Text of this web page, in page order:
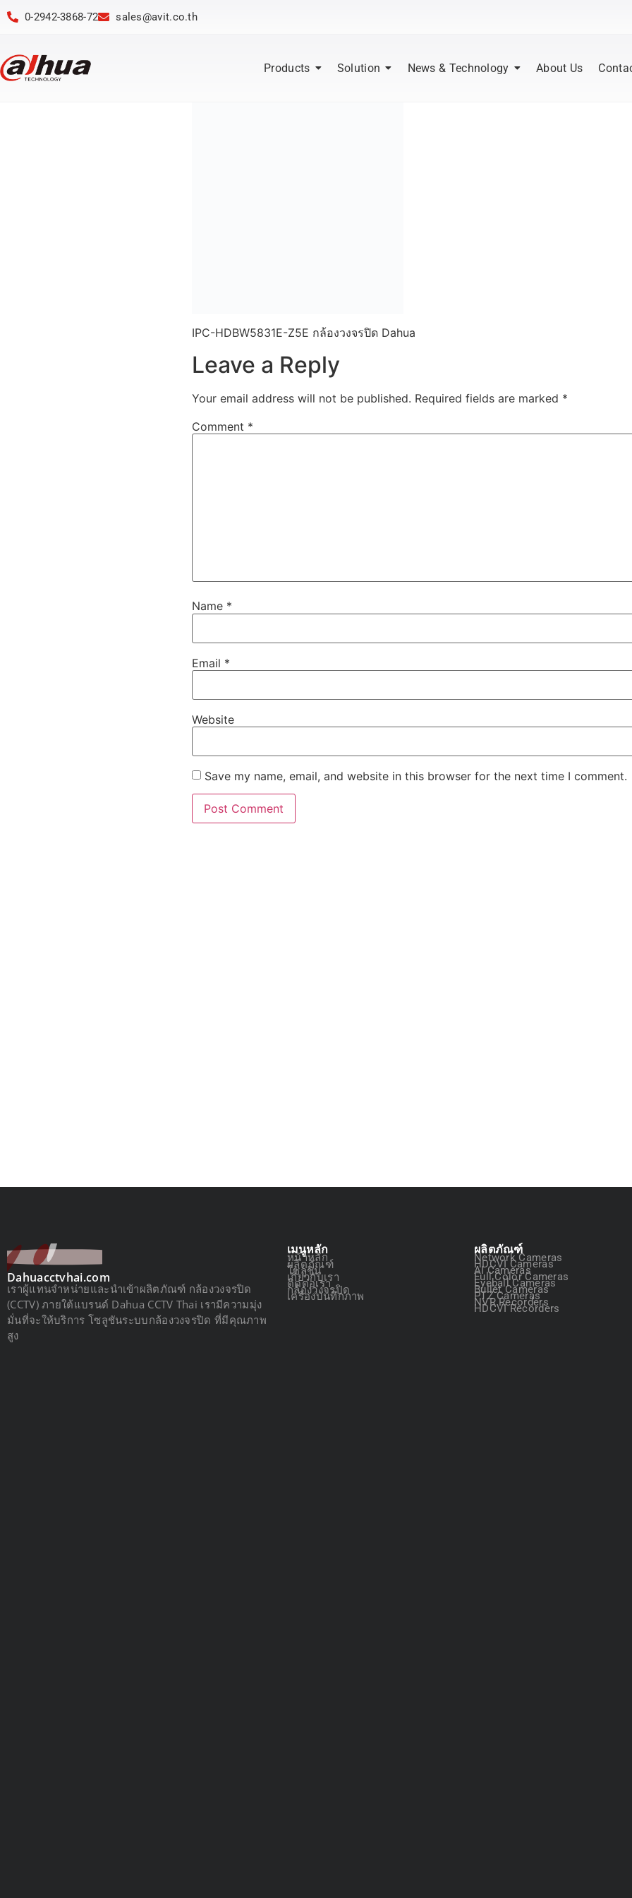
0-2942-3868-72 sales@avit.co.th
Products Solution News & Technology About Us
IPC-HDBW5831E-Z5E กล้องวงจรปิด Dahua
Leave a Reply
Your email address will not be published. Required fields are marked *
Comment *
Name *
Email *
Website
Save my name, email, and website in this browser for the next time I comment.
Dahuacctvhai.com
เราผู้แทนจำหน่ายและนำเข้าผลิตภัณฑ์ กล้องวงจรปิด
(CCTV) ภายใต้แบรนด์ Dahua CCTV Thai เรามีความมุ่ง
มั่นที่จะให้บริการ โซลูชันระบบกล้องวงจรปิด ที่มีคุณภาพ
สูง
เมนูหลัก
หน้าหลัก
ผลิตภัณฑ์
โซลูชัน
เกี่ยวกับเรา
ติดต่อเรา
กล้องวงจรปิด
เครื่องบันทึกภาพ
ผลิตภัณฑ์
Network Cameras
HDCVI Cameras
AI Cameras
Full Color Cameras
Eyeball Cameras
Bullet Cameras
PTZ Cameras
NVR Recorders
HDCVI Recorders